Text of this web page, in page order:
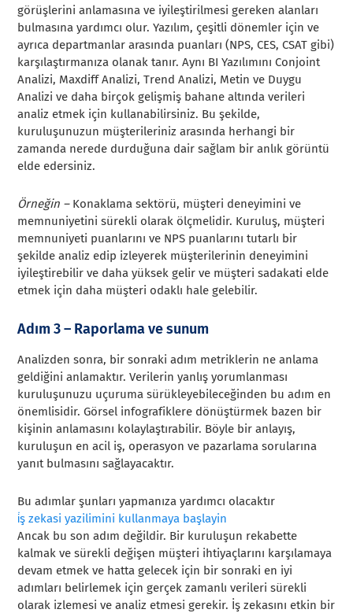
görüşlerini anlamasına ve iyileştirilmesi gereken alanları
bulmasına yardımcı olur. Yazılım, çeşitli dönemler için ve
ayrıca departmanlar arasında puanları (NPS, CES, CSAT gibi)
karşılaştırmanıza olanak tanır. Aynı BI Yazılımını Conjoint
Analizi, Maxdiff Analizi, Trend Analizi, Metin ve Duygu
Analizi ve daha birçok gelişmiş bahane altında verileri
analiz etmek için kullanabilirsiniz. Bu şekilde,
kuruluşunuzun müşterileriniz arasında herhangi bir
zamanda nerede durduğuna dair sağlam bir anlık görüntü
elde edersiniz.
Örneğin – Konaklama sektörü, müşteri deneyimini ve
memnuniyetini sürekli olarak ölçmelidir. Kuruluş, müşteri
memnuniyeti puanlarını ve NPS puanlarını tutarlı bir
şekilde analiz edip izleyerek müşterilerinin deneyimini
iyileştirebilir ve daha yüksek gelir ve müşteri sadakati elde
etmek için daha müşteri odaklı hale gelebilir.
Adım 3 – Raporlama ve sunum
Analizden sonra, bir sonraki adım metriklerin ne anlama
geldiğini anlamaktır. Verilerin yanlış yorumlanması
kuruluşunuzu uçuruma sürükleyebileceğinden bu adım en
önemlisidir. Görsel infografiklere dönüştürmek bazen bir
kişinin anlamasını kolaylaştırabilir. Böyle bir anlayış,
kuruluşun en acil iş, operasyon ve pazarlama sorularına
yanıt bulmasını sağlayacaktır.
Bu adımlar şunları yapmanıza yardımcı olacaktır
i̇ş zekasi yazilimini kullanmaya başlayin
Ancak bu son adım değildir. Bir kuruluşun rekabette
kalmak ve sürekli değişen müşteri ihtiyaçlarını karşılamaya
devam etmek ve hatta gelecek için bir sonraki en iyi
adımları belirlemek için gerçek zamanlı verileri sürekli
olarak izlemesi ve analiz etmesi gerekir. İş zekasını etkin bir